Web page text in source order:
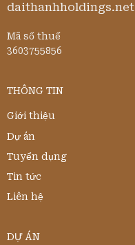
daithanhholdings.net
Mã số thuế
3603755856
THÔNG TIN
Giới thiệu
Dự án
Tuyển dụng
Tin tức
Liên hệ
DỰ ÁN